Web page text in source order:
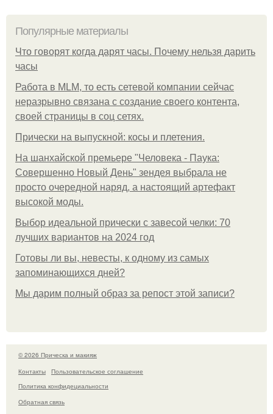
Популярные материалы
Что говорят когда дарят часы. Почему нельзя дарить
часы
Работа в MLM, то есть сетевой компании сейчас
неразрывно связана с создание своего контента,
своей страницы в соц сетях.
Прически на выпускной: косы и плетения.
На шанхайской премьере "Человека - Паука:
Совершенно Новый День" зендея выбрала не
просто очередной наряд, а настоящий артефакт
высокой моды.
Выбор идеальной прически с завесой челки: 70
лучших вариантов на 2024 год
Готовы ли вы, невесты, к одному из самых
запоминающихся дней?
Мы дарим полный образ за репост этой записи?
© 2026 Прическа и макияж
Контакты
Пользовательское соглашение
Политика конфидециальности
Обратная связь